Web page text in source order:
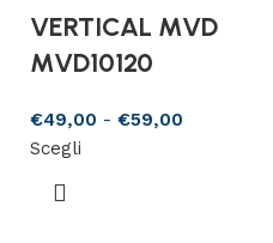
VERTICAL MVD
MVD10120
€49,00 - €59,00
Scegli